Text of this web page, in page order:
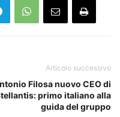
Articolo successivo
Filosa nuovo CEO di
primo italiano alla
guida del gruppo